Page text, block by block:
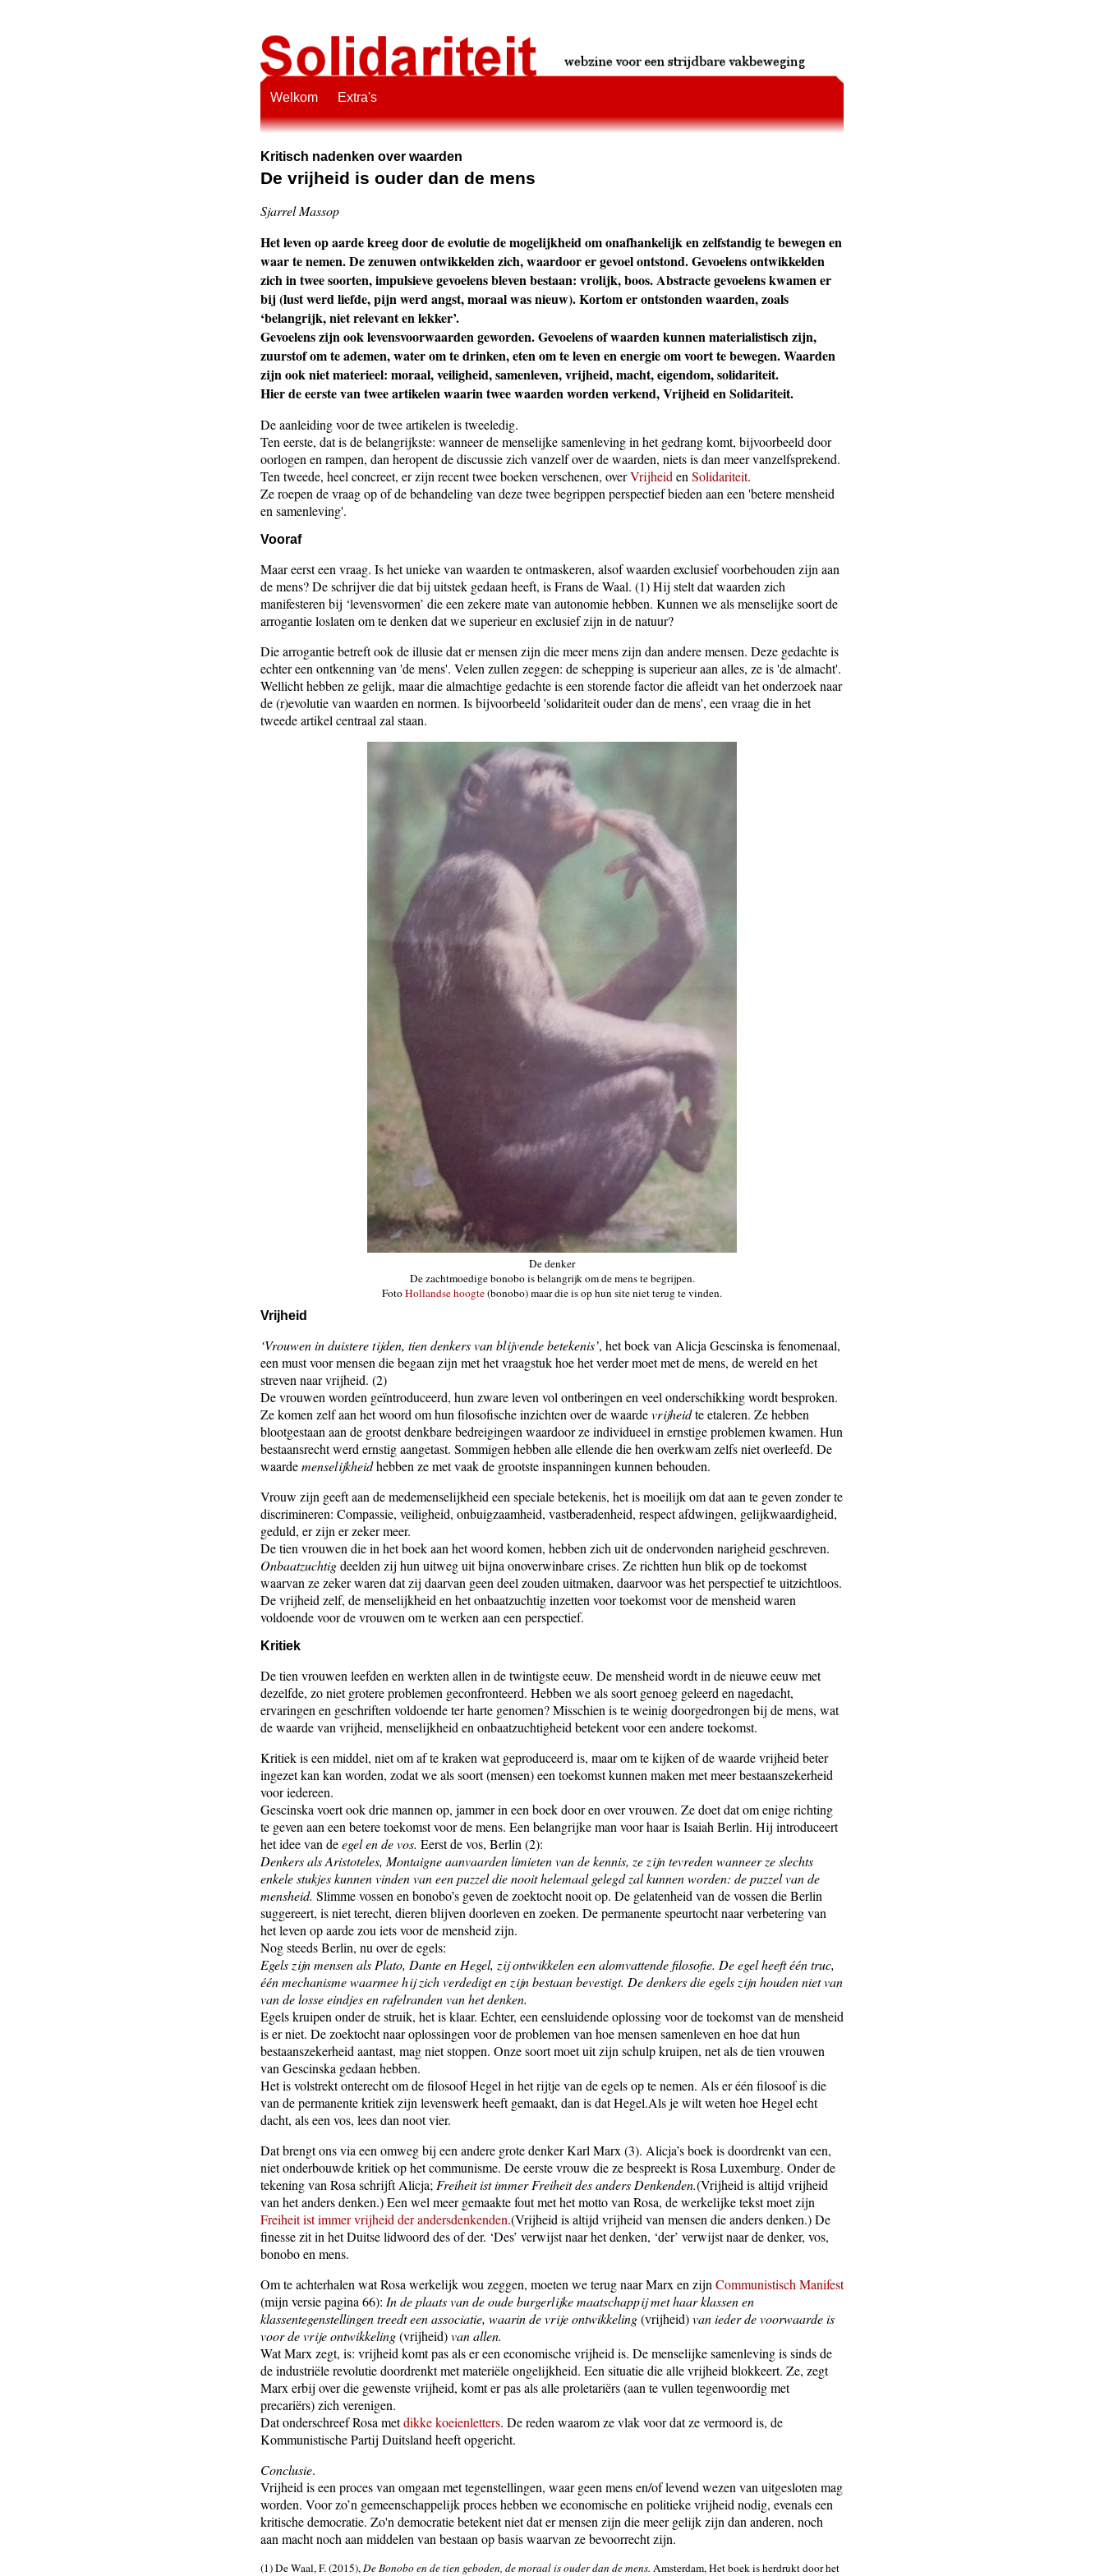
Welkom Extra's
Kritisch nadenken over waarden
De vrijheid is ouder dan de mens
Sjarrel Massop
Het leven op aarde kreeg door de evolutie de mogelijkheid om onafhankelijk en zelfstandig te bewegen en
waar te nemen. De zenuwen ontwikkelden zich, waardoor er gevoel ontstond. Gevoelens ontwikkelden
zich in twee soorten, impulsieve gevoelens bleven bestaan: vrolijk, boos. Abstracte gevoelens kwamen er
bij (lust werd liefde, pijn werd angst, moraal was nieuw). Kortom er ontstonden waarden, zoals
‘belangrijk, niet relevant en lekker’.
Gevoelens zijn ook levensvoorwaarden geworden. Gevoelens of waarden kunnen materialistisch zijn,
zuurstof om te ademen, water om te drinken, eten om te leven en energie om voort te bewegen. Waarden
zijn ook niet materieel: moraal, veiligheid, samenleven, vrijheid, macht, eigendom, solidariteit.
Hier de eerste van twee artikelen waarin twee waarden worden verkend, Vrijheid en Solidariteit.
De aanleiding voor de twee artikelen is tweeledig.
Ten eerste, dat is de belangrijkste: wanneer de menselijke samenleving in het gedrang komt, bijvoorbeeld door
oorlogen en rampen, dan heropent de discussie zich vanzelf over de waarden, niets is dan meer vanzelfsprekend.
Ten tweede, heel concreet, er zijn recent twee boeken verschenen, overVrijheid en Solidariteit.
Ze roepen de vraag op of de behandeling van deze twee begrippen perspectief bieden aan een 'betere mensheid
en samenleving'.
Vooraf
Maar eerst een vraag. Is het unieke van waarden te ontmaskeren, alsof waarden exclusief voorbehouden zijn aan
de mens? De schrijver die dat bij uitstek gedaan heeft, is Frans de Waal. (1) Hij stelt dat waarden zich
manifesteren bij ‘levensvormen’ die een zekere mate van autonomie hebben. Kunnen we als menselijke soort de
arrogantie loslaten om te denken dat we superieur en exclusief zijn in de natuur?
Die arrogantie betreft ook de illusie dat er mensen zijn die meer mens zijn dan andere mensen. Deze gedachte is
echter een ontkenning van 'de mens'. Velen zullen zeggen: de schepping is superieur aan alles, ze is 'de almacht'.
Wellicht hebben ze gelijk, maar die almachtige gedachte is een storende factor die afleidt van het onderzoek naar
de (r)evolutie van waarden en normen. Is bijvoorbeeld 'solidariteit ouder dan de mens', een vraag die in het
tweede artikel centraal zal staan.
De denker
De zachtmoedige bonobo is belangrijk om de mens te begrijpen.
FotoHollandse hoogte(bonobo) maar die is op hun site niet terug te vinden.
Vrijheid
‘Vrouwen in duistere tijden, tien denkers van blijvende betekenis’, het boek van Alicja Gescinska is fenomenaal,
een must voor mensen die begaan zijn met het vraagstuk hoe het verder moet met de mens, de wereld en het
streven naar vrijheid. (2)
De vrouwen worden geïntroduceerd, hun zware leven vol ontberingen en veel onderschikking wordt besproken.
Ze komen zelf aan het woord om hun filosofische inzichten over de waardevrijheidte etaleren. Ze hebben
blootgestaan aan de grootst denkbare bedreigingen waardoor ze individueel in ernstige problemen kwamen. Hun
bestaansrecht werd ernstig aangetast. Sommigen hebben alle ellende die hen overkwam zelfs niet overleefd. De
waardemenselijkheidhebben ze met vaak de grootste inspanningen kunnen behouden.
Vrouw zijn geeft aan de medemenselijkheid een speciale betekenis, het is moeilijk om dat aan te geven zonder te
discrimineren: Compassie, veiligheid, onbuigzaamheid, vastberadenheid, respect afdwingen, gelijkwaardigheid,
geduld, er zijn er zeker meer.
De tien vrouwen die in het boek aan het woord komen, hebben zich uit de ondervonden narigheid geschreven.
Onbaatzuchtigdeelden zij hun uitweg uit bijna onoverwinbare crises. Ze richtten hun blik op de toekomst
waarvan ze zeker waren dat zij daarvan geen deel zouden uitmaken, daarvoor was het perspectief te uitzichtloos.
De vrijheid zelf, de menselijkheid en het onbaatzuchtig inzetten voor toekomst voor de mensheid waren
voldoende voor de vrouwen om te werken aan een perspectief.
Kritiek
De tien vrouwen leefden en werkten allen in de twintigste eeuw. De mensheid wordt in de nieuwe eeuw met
dezelfde, zo niet grotere problemen geconfronteerd. Hebben we als soort genoeg geleerd en nagedacht,
ervaringen en geschriften voldoende ter harte genomen? Misschien is te weinig doorgedrongen bij de mens, wat
de waarde van vrijheid, menselijkheid en onbaatzuchtigheid betekent voor een andere toekomst.
Kritiek is een middel, niet om af te kraken wat geproduceerd is, maar om te kijken of de waarde vrijheid beter
ingezet kan kan worden, zodat we als soort (mensen) een toekomst kunnen maken met meer bestaanszekerheid
voor iedereen.
Gescinska voert ook drie mannen op, jammer in een boek door en over vrouwen. Ze doet dat om enige richting
te geven aan een betere toekomst voor de mens. Een belangrijke man voor haar is Isaiah Berlin. Hij introduceert
het idee van deegel en de vos. Eerst de vos, Berlin (2):
Denkers als Aristoteles, Montaigne aanvaarden limieten van de kennis, ze zijn tevreden wanneer ze slechts
enkele stukjes kunnen vinden van een puzzel die nooit helemaal gelegd zal kunnen worden: de puzzel van de
mensheid. Slimme vossen en bonobo’s geven de zoektocht nooit op. De gelatenheid van de vossen die Berlin
suggereert, is niet terecht, dieren blijven doorleven en zoeken. De permanente speurtocht naar verbetering van
het leven op aarde zou iets voor de mensheid zijn.
Nog steeds Berlin, nu over de egels:
Egels zijn mensen als Plato, Dante en Hegel, zij ontwikkelen een alomvattende filosofie. De egel heeft één truc,
één mechanisme waarmee hij zich verdedigt en zijn bestaan bevestigt. De denkers die egels zijn houden niet van
van de losse eindjes en rafelranden van het denken.
Egels kruipen onder de struik, het is klaar. Echter, een eensluidende oplossing voor de toekomst van de mensheid
is er niet. De zoektocht naar oplossingen voor de problemen van hoe mensen samenleven en hoe dat hun
bestaanszekerheid aantast, mag niet stoppen. Onze soort moet uit zijn schulp kruipen, net als de tien vrouwen
van Gescinska gedaan hebben.
Het is volstrekt onterecht om de filosoof Hegel in het rijtje van de egels op te nemen. Als er één filosoof is die
van de permanente kritiek zijn levenswerk heeft gemaakt, dan is dat Hegel.Als je wilt weten hoe Hegel echt
dacht, als een vos, lees dan noot vier.
Dat brengt ons via een omweg bij een andere grote denker Karl Marx (3). Alicja’s boek is doordrenkt van een,
niet onderbouwde kritiek op het communisme. De eerste vrouw die ze bespreekt is Rosa Luxemburg. Onder de
tekening van Rosa schrijft Alicja; Freiheit ist immer Freiheit des anders Denkenden.(Vrijheid is altijd vrijheid
van het anders denken.) Een wel meer gemaakte fout met het motto van Rosa, de werkelijke tekst moet zijn
Freiheit ist immer vrijheid der andersdenkenden.(Vrijheid is altijd vrijheid van mensen die anders denken.) De
finesse zit in het Duitse lidwoord des of der. ‘Des’ verwijst naar het denken, ‘der’ verwijst naar de denker, vos,
bonobo en mens.
Om te achterhalen wat Rosa werkelijk wou zeggen, moeten we terug naar Marx en zijn Communistisch Manifest
(mijn versie pagina 66): In de plaats van de oude burgerlijke maatschappij met haar klassen en
klassentegenstellingen treedt een associatie, waarin de vrije ontwikkeling(vrijheid)van ieder de voorwaarde is
voor de vrije ontwikkeling(vrijheid)van allen.
Wat Marx zegt, is: vrijheid komt pas als er een economische vrijheid is. De menselijke samenleving is sinds de
de industriële revolutie doordrenkt met materiële ongelijkheid. Een situatie die alle vrijheid blokkeert. Ze, zegt
Marx erbij over die gewenste vrijheid, komt er pas als alle proletariërs (aan te vullen tegenwoordig met
precariërs) zich verenigen.
Dat onderschreef Rosa metdikke koeienletters. De reden waarom ze vlak voor dat ze vermoord is, de
Kommunistische Partij Duitsland heeft opgericht.
Conclusie.
Vrijheid is een proces van omgaan met tegenstellingen, waar geen mens en/of levend wezen van uitgesloten mag
worden. Voor zo’n gemeenschappelijk proces hebben we economische en politieke vrijheid nodig, evenals een
kritische democratie. Zo'n democratie betekent niet dat er mensen zijn die meer gelijk zijn dan anderen, noch
aan macht noch aan middelen van bestaan op basis waarvan ze bevoorrecht zijn.
(1) De Waal, F. (2015),De Bonobo en de tien geboden, de moraal is ouder dan de mens. Amsterdam, Het boek is herdrukt door het